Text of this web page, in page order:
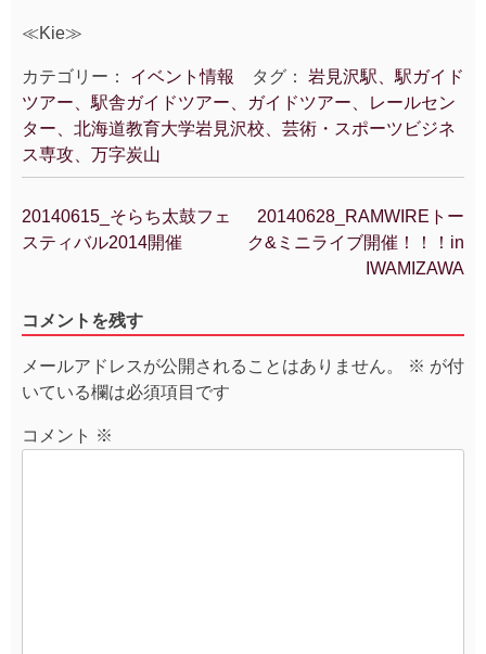
≪Kie≫
カテゴリー： イベント情報 タグ： 岩見沢駅、駅ガイド
ツアー、駅舎ガイドツアー、ガイドツアー、レールセン
ター、北海道教育大学岩見沢校、芸術・スポーツビジネ
ス専攻、万字炭山
投
稿
ゲ
シ
ョ
ン
20140615_そらち太鼓フェ
スティバル2014開催
20140628_RAMWIREトー
ク&ミニライブ開催！！！in
IWAMIZAWA
コメントを残す
メールアドレスが公開されることはありません。 ※ が付
いている欄は必須項目です
コメント ※